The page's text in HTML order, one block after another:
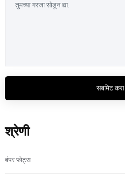
सबमिट करा
श्रेणी
बंपर प्लेट्स